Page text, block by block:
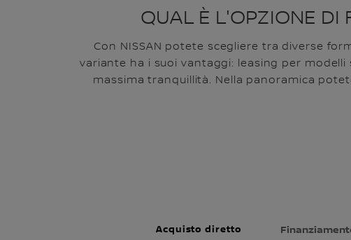
QUAL È L'OPZIONE DI
Con NISSAN potete scegliere tra diverse
variante ha i suoi vantaggi: leasing per
massima tranquillità. Nella panoramica
Acquisto diretto